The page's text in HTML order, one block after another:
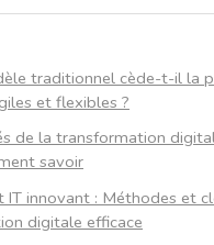
traditionnel cède-t-il la
et flexibles ?
de la transformation
savoir
IT innovant : Méthodes et
digitale efficace